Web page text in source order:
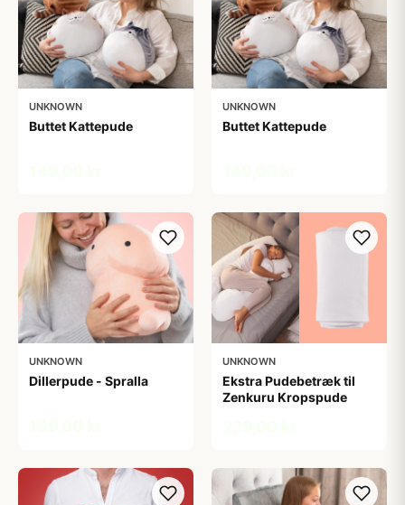
UNKNOWN
Buttet Kattepude
UNKNOWN
Buttet Kattepude
UNKNOWN
Dillerpude - Spralla
UNKNOWN
Ekstra Pudebetræk til
Zenkuru Kropspude